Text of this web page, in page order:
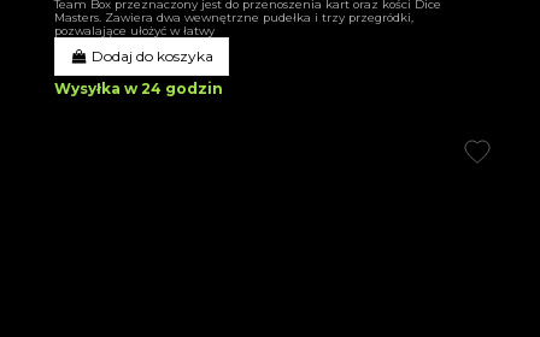
Team Box przeznaczony jest do przenoszenia kart oraz kości Dice
Masters. Zawiera dwa wewnętrzne pudełka i trzy przegródki,
pozwalające ułożyć w łatwy
Dodaj do koszyka
Wysyłka w 24 godzin